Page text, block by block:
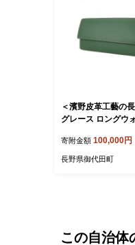
＜濱野皮革工藝の
グレース ロングウ
【1749133】
寄附金額 100,000円
長野県御代田町
この自治体